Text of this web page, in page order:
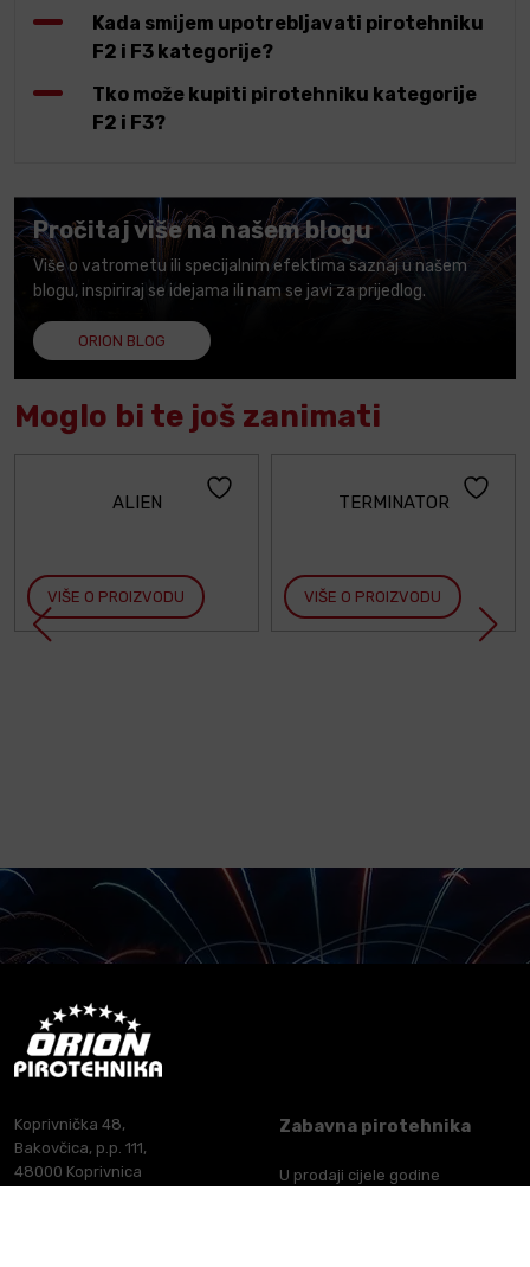
Kada smijem upotrebljavati pirotehniku
F2 i F3 kategorije?
Tko može kupiti pirotehniku kategorije
F2 i F3?
Pročitaj više na našem blogu
Više o vatrometu ili specijalnim efektima saznaj u našem
blogu, inspiriraj se idejama ili nam se javi za prijedlog.
ORION BLOG
Moglo bi te još zanimati
ALIEN
VIŠE O PROIZVODU
TERMINATOR
VIŠE O PROIZVODU
Koprivnička 48,
Bakovčica, p.p. 111,
48000 Koprivnica
Zabavna pirotehnika
U prodaji cijele godine